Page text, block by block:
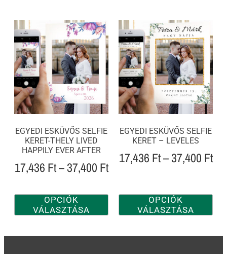
EGYEDI ESKÜVŐS SELFIE
KERET-THELY LIVED
HAPPILY EVER AFTER
17,436 Ft–37,400 Ft
OPCIÓK
VÁLASZTÁSA
EGYEDI ESKÜVŐS SELFIE
KERET – LEVELES
17,436 Ft–37,400 Ft
OPCIÓK
VÁLASZTÁSA